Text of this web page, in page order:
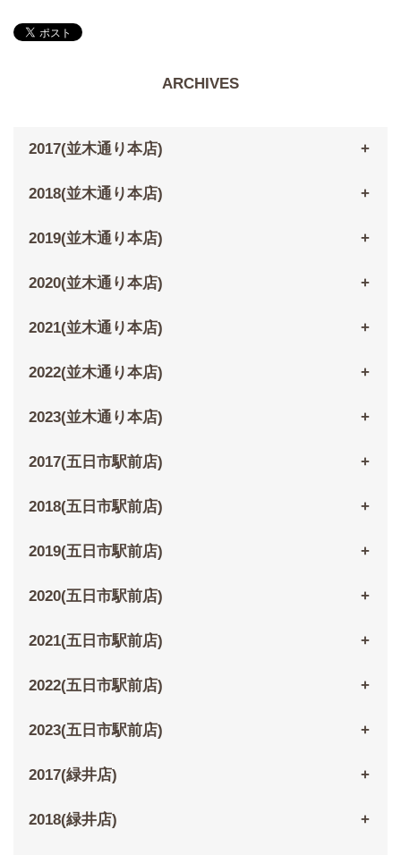
ARCHIVES
2017(並木通り本店)
2018(並木通り本店)
2019(並木通り本店)
2020(並木通り本店)
2021(並木通り本店)
2022(並木通り本店)
2023(並木通り本店)
2017(五日市駅前店)
2018(五日市駅前店)
2019(五日市駅前店)
2020(五日市駅前店)
2021(五日市駅前店)
2022(五日市駅前店)
2023(五日市駅前店)
2017(緑井店)
2018(緑井店)